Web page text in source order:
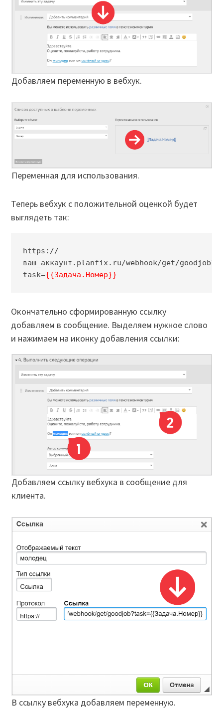
Добавляем переменную в вебхук.
Переменная для использования.
Теперь вебхук с положительной оценкой будет
выглядеть так:
https://
ваш_аккаунт.planfix.ru/webhook/get/goodjob?
task={{Задача.Номер}}
Окончательно сформированную ссылку
добавляем в сообщение. Выделяем нужное слово
и нажимаем на иконку добавления ссылки:
Добавляем ссылку вебхука в сообщение для
клиента.
В ссылку вебхука добавляем переменную.